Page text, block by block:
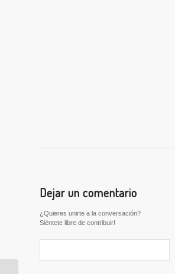
Dejar un comentario
¿Quieres unirte a la conversación?
Siéntete libre de contribuir!